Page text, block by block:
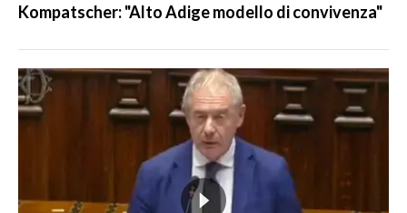
Kompatscher: "Alto Adige modello di convivenza"